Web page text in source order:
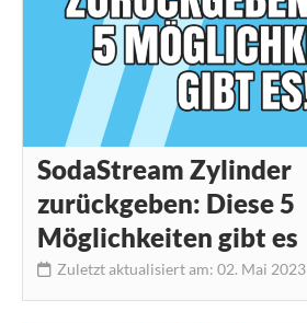
SodaStream Zylinder
zurückgeben: Diese 5
Möglichkeiten gibt es
Zuletzt aktualisiert am: 02. Mai 2023